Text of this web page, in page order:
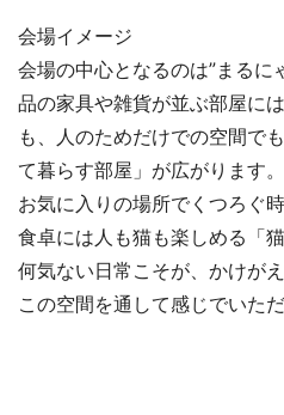
会場イメージ
会場の中心となるのは”まるに
品の家具や雑貨が並ぶ部屋に
も、人のためだけでの空間で
て暮らす部屋」が広がります。
お気に入りの場所でくつろぐ
食卓には人も猫も楽しめる「猫
何気ない日常こそが、かけが
この空間を通して感じでいた